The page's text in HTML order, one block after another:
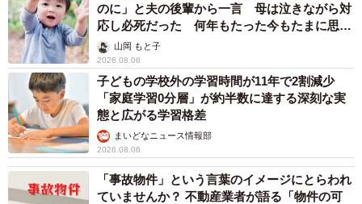
のに」と夫の後輩から一言 母は泣きながら対
応し必死だった 何年もたった今もたまに思い
出し…山岡 もと子
2026.08.06
子どもの学校外の学習時間が11年で2割減少
「家庭学習0分層」が約半数に達する深刻な実
態と広がる学習格差
まいどなニュース情報部
2026.08.06
「事故物件」という言葉のイメージにとらわれ
ていませんか？ 不動産業者が語る「物件の可